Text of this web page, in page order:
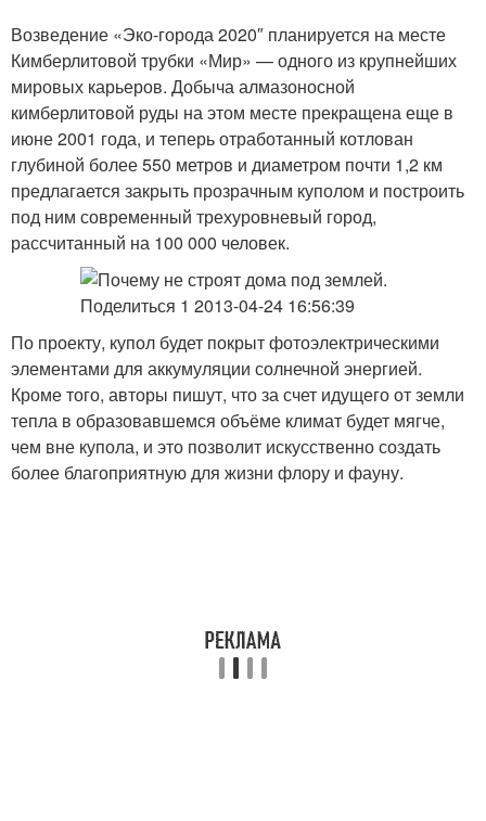
Возведение «Эко-города 2020″ планируется на месте
Кимберлитовой трубки «Мир» — одного из крупнейших
мировых карьеров. Добыча алмазоносной
кимберлитовой руды на этом месте прекращена еще в
июне 2001 года, и теперь отработанный котлован
глубиной более 550 метров и диаметром почти 1,2 км
предлагается закрыть прозрачным куполом и построить
под ним современный трехуровневый город,
рассчитанный на 100 000 человек.
По проекту, купол будет покрыт фотоэлектрическими
элементами для аккумуляции солнечной энергией.
Кроме того, авторы пишут, что за счет идущего от земли
тепла в образовавшемся объёме климат будет мягче,
чем вне купола, и это позволит искусственно создать
более благоприятную для жизни флору и фауну.